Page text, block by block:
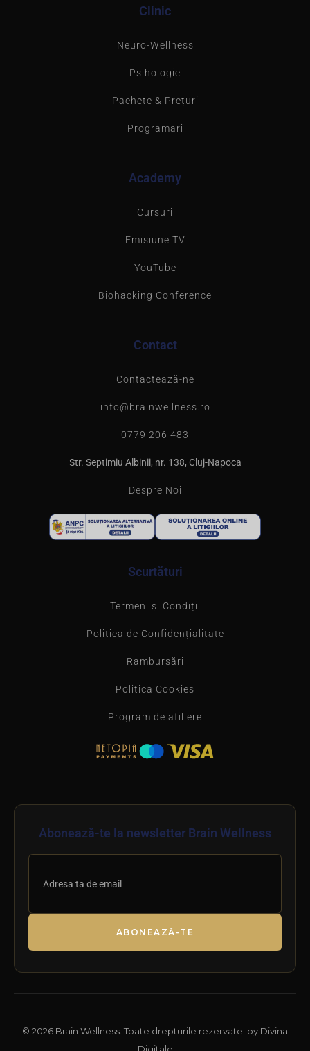
Clinic
Neuro-Wellness
Psihologie
Pachete & Prețuri
Programări
Academy
Cursuri
Emisiune TV
YouTube
Biohacking Conference
Contact
Contactează-ne
info@brainwellness.ro
0779 206 483
Str. Septimiu Albinii, nr. 138, Cluj-Napoca
Despre Noi
Scurtături
Termeni și Condiții
Politica de Confidențialitate
Rambursări
Politica Cookies
Program de afiliere
Abonează-te la newsletter Brain Wellness
ABONEAZĂ-TE
© 2026 Brain Wellness. Toate drepturile rezervate. by Divina